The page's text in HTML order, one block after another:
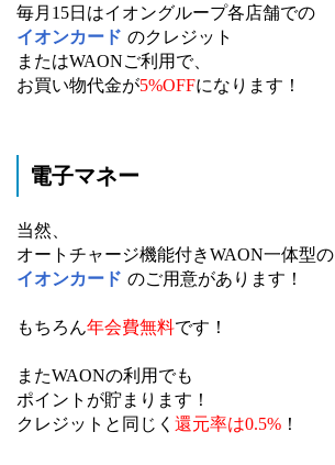
毎月15日はイオングループ各店舗での
イオンカード のクレジット
またはWAONご利用で、
お買い物代金が5%OFFになります！
電子マネー
当然、
オートチャージ機能付きWAON一体型の
イオンカード のご用意があります！
もちろん年会費無料です！
またWAONの利用でも
ポイントが貯まります！
クレジットと同じく 還元率は0.5% ！